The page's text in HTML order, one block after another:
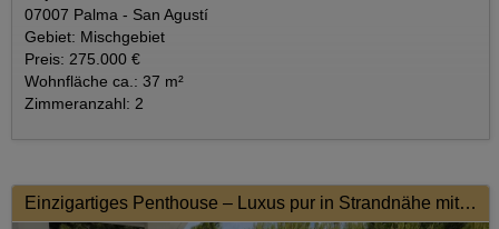
07007 Palma - San Agustí
Gebiet: Mischgebiet
Preis: 275.000 €
Wohnfläche ca.: 37 m²
Zimmeranzahl: 2
Einzigartiges Penthouse – Luxus pur in Strandnähe mit Fitnessstudio!